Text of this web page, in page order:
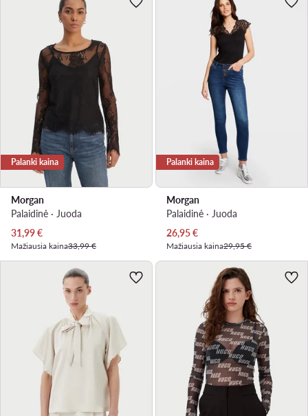
Palanki kaina
Morgan
Palaidinė · Juoda
Dabartinė kaina
31,99€
Mažiausia kaina33,99 €
Palanki kaina
Morgan
Palaidinė · Juoda
Dabartinė kaina
26,95€
Mažiausia kaina29,95 €